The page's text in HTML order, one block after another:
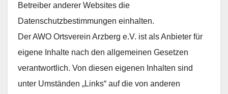
Betreiber anderer Websites die
Datenschutzbestimmungen einhalten.
Der AWO Ortsverein Arzberg e.V. ist als Anbieter für
eigene Inhalte nach den allgemeinen Gesetzen
verantwortlich. Von diesen eigenen Inhalten sind
unter Umständen „Links“ auf die von anderen